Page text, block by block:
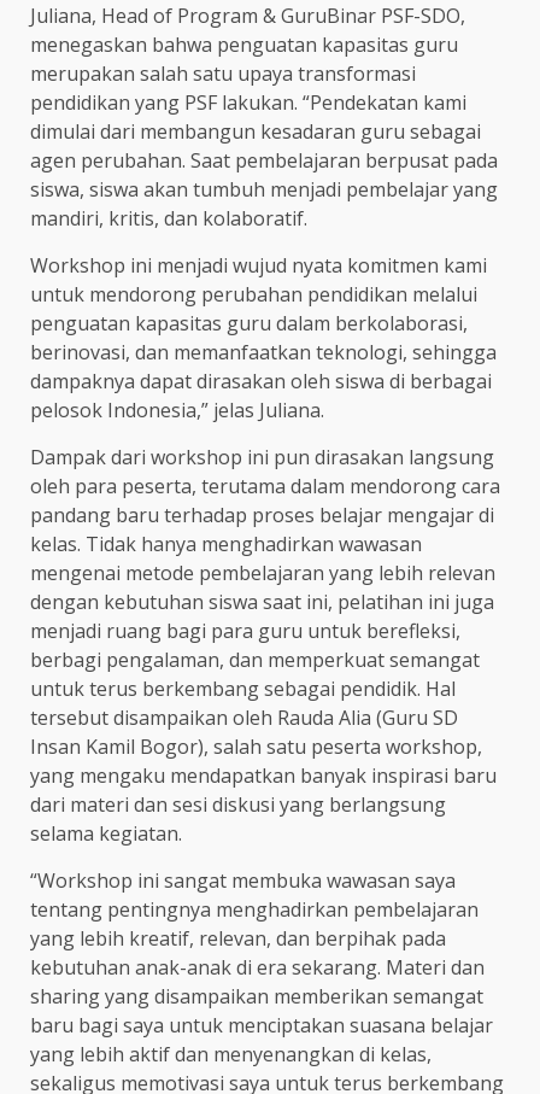
Juliana, Head of Program & GuruBinar PSF-SDO,
menegaskan bahwa penguatan kapasitas guru
merupakan salah satu upaya transformasi
pendidikan yang PSF lakukan. “Pendekatan kami
dimulai dari membangun kesadaran guru sebagai
agen perubahan. Saat pembelajaran berpusat pada
siswa, siswa akan tumbuh menjadi pembelajar yang
mandiri, kritis, dan kolaboratif.
Workshop ini menjadi wujud nyata komitmen kami
untuk mendorong perubahan pendidikan melalui
penguatan kapasitas guru dalam berkolaborasi,
berinovasi, dan memanfaatkan teknologi, sehingga
dampaknya dapat dirasakan oleh siswa di berbagai
pelosok Indonesia,” jelas Juliana.
Dampak dari workshop ini pun dirasakan langsung
oleh para peserta, terutama dalam mendorong cara
pandang baru terhadap proses belajar mengajar di
kelas. Tidak hanya menghadirkan wawasan
mengenai metode pembelajaran yang lebih relevan
dengan kebutuhan siswa saat ini, pelatihan ini juga
menjadi ruang bagi para guru untuk berefleksi,
berbagi pengalaman, dan memperkuat semangat
untuk terus berkembang sebagai pendidik. Hal
tersebut disampaikan oleh Rauda Alia (Guru SD
Insan Kamil Bogor), salah satu peserta workshop,
yang mengaku mendapatkan banyak inspirasi baru
dari materi dan sesi diskusi yang berlangsung
selama kegiatan.
“Workshop ini sangat membuka wawasan saya
tentang pentingnya menghadirkan pembelajaran
yang lebih kreatif, relevan, dan berpihak pada
kebutuhan anak-anak di era sekarang. Materi dan
sharing yang disampaikan memberikan semangat
baru bagi saya untuk menciptakan suasana belajar
yang lebih aktif dan menyenangkan di kelas,
sekaligus memotivasi saya untuk terus berkembang